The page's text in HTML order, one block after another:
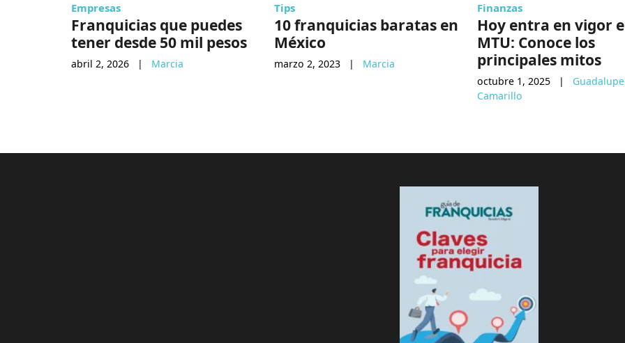
Empresas
Franquicias que puedes
tener desde 50 mil pesos
abril 2, 2026 | Marcia
Tips
10 franquicias baratas en
México
marzo 2, 2023 | Marcia
Finanzas
Hoy entra en vigor
MTU: Conoce los
principales mitos
octubre 1, 2025 |
Guadalupe
Camarillo